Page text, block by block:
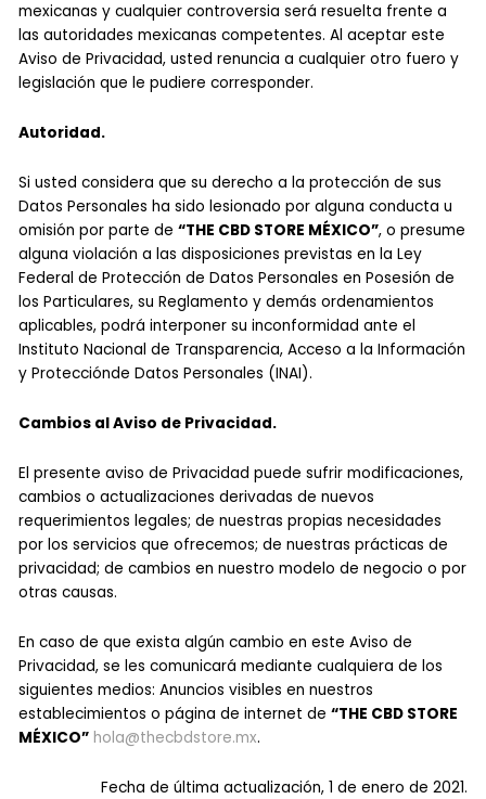
mexicanas y cualquier controversia será resuelta frente a
las autoridades mexicanas competentes. Al aceptar este
Aviso de Privacidad, usted renuncia a cualquier otro fuero y
legislación que le pudiere corresponder.
Autoridad.
Si usted considera que su derecho a la protección de sus
Datos Personales ha sido lesionado por alguna conducta u
omisión por parte de“THE CBD STORE MÉXICO”, o presume
alguna violación a las disposiciones previstas en la Ley
Federal de Protección de Datos Personales en Posesión de
los Particulares, su Reglamento y demás ordenamientos
aplicables, podrá interponer su inconformidad ante el
Instituto Nacional de Transparencia, Acceso a la Información
y Protecciónde Datos Personales (INAI).
Cambios al Aviso de Privacidad.
El presente aviso de Privacidad puede sufrir modificaciones,
cambios o actualizaciones derivadas de nuevos
requerimientos legales; de nuestras propias necesidades
por los servicios que ofrecemos; de nuestras prácticas de
privacidad; de cambios en nuestro modelo de negocio o por
otras causas.
En caso de que exista algún cambio en este Aviso de
Privacidad, se les comunicará mediante cualquiera de los
siguientes medios: Anuncios visibles en nuestros
establecimientos o página de internet de“THE CBD STORE
MÉXICO” hola@thecbdstore.mx.
Fecha de última actualización, 1 de enero de 2021.